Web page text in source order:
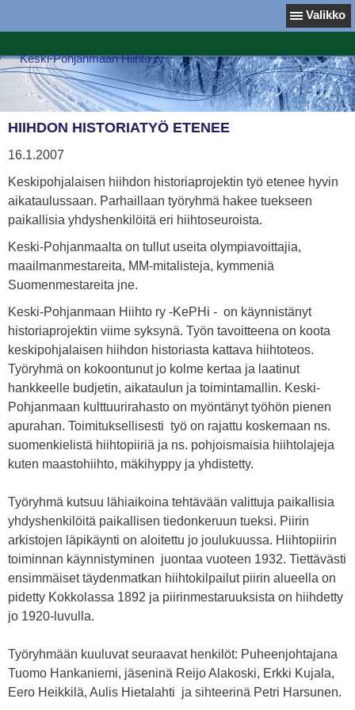
Valikko
Keski-Pohjanmaan Hiihto ry
HIIHDON HISTORIATYÖ ETENEE
16.1.2007
Keskipohjalaisen hiihdon historiaprojektin työ etenee hyvin
aikataulussaan. Parhaillaan työryhmä hakee tuekseen
paikallisia yhdyshenkilöitä eri hiihtoseuroista.
Keski-Pohjanmaalta on tullut useita olympiavoittajia,
maailmanmestareita, MM-mitalisteja, kymmeniä
Suomenmestareita jne.
Keski-Pohjanmaan Hiihto ry -KePHi - on käynnistänyt
historiaprojektin viime syksynä. Työn tavoitteena on koota
keskipohjalaisen hiihdon historiasta kattava hiihtoteos.
Työryhmä on kokoontunut jo kolme kertaa ja laatinut
hankkeelle budjetin, aikataulun ja toimintamallin. Keski-
Pohjanmaan kulttuurirahasto on myöntänyt työhön pienen
apurahan. Toimituksellisesti työ on rajattu koskemaan ns.
suomenkielistä hiihtopiiriä ja ns. pohjoismaisia hiihtolajeja
kuten maastohiihto, mäkihyppy ja yhdistetty.
Työryhmä kutsuu lähiaikoina tehtävään valittuja paikallisia
yhdyshenkilöitä paikallisen tiedonkeruun tueksi. Piirin
arkistojen läpikäynti on aloitettu jo joulukuussa. Hiihtopiirin
toiminnan käynnistyminen juontaa vuoteen 1932. Tiettävästi
ensimmäiset täydenmatkan hiihtokilpailut piirin alueella on
pidetty Kokkolassa 1892 ja piirinmestaruuksista on hiihdetty
jo 1920-luvulla.
Työryhmään kuuluvat seuraavat henkilöt: Puheenjohtajana
Tuomo Hankaniemi, jäseninä Reijo Alakoski, Erkki Kujala,
Eero Heikkilä, Aulis Hietalahti ja sihteerinä Petri Harsunen.